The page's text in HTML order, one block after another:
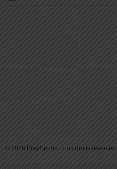
© 2026 BraySports. Tous droits reservés.